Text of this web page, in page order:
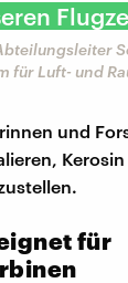
für Luft- und
und
für